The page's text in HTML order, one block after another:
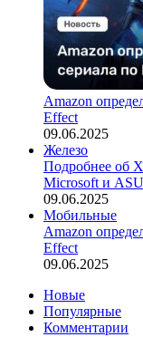
Amazon
Effect
09.06.2025
Железо
Подробнее об
Microsoft и
09.06.2025
Мобильные
Amazon
Effect
09.06.2025
Новые
Популярные
Комментарии